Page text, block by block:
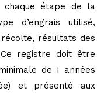
chaque étape de la
d’engrais utilisé,
résultats des
registre doit être
de I années
et présenté aux